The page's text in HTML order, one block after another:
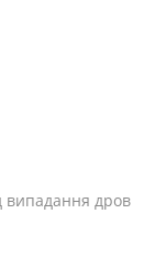
випадання дров